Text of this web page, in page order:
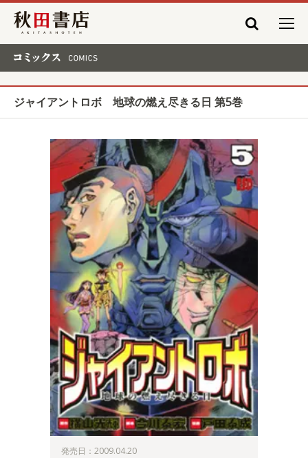
秋田書店
ジャイアントロボ 地球の燃え尽きる日 第5巻
発売日：2009.04.20